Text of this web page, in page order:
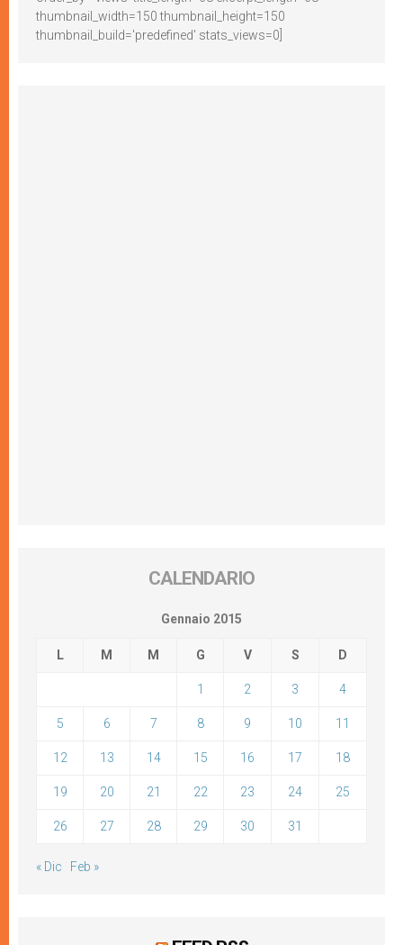
thumbnail_width=150 thumbnail_height=150
thumbnail_build='predefined' stats_views=0]
CALENDARIO
Gennaio 2015
L M M G V S D
1 2 3 4
5 6 7 8 9 10 11
12 13 14 15 16 17 18
19 20 21 22 23 24 25
26 27 28 29 30 31
« Dic Feb »